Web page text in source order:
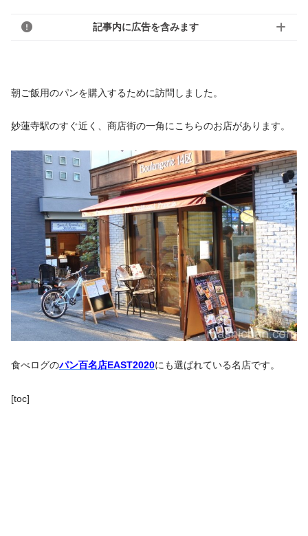
記事内に広告を含みます
朝ご飯用のパンを購入するために訪問しました。
妙蓮寺駅のすぐ近く、商店街の一角にこちらのお店があります。
食べログのパン百名店EAST2020にも選ばれている名店です。
[toc]